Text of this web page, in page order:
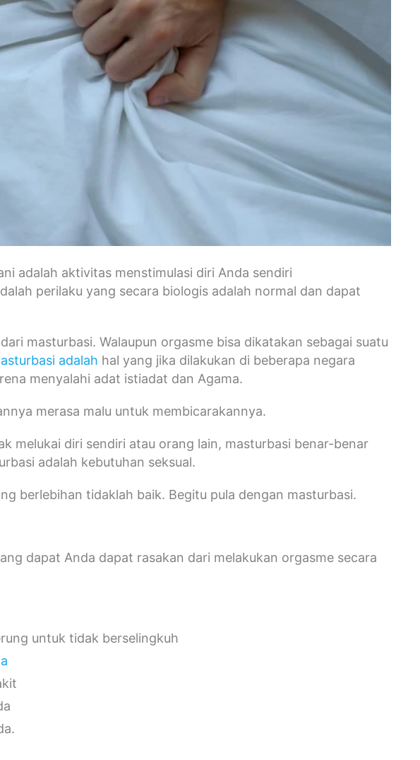
adalah aktivitas menstimulasi diri Anda sendiri
perilaku yang secara biologis adalah normal dan dapat
masturbasi. Walaupun orgasme bisa dikatakan sebagai suatu
adalah hal yang jika dilakukan di beberapa negara
menyalahi adat istiadat dan Agama.
merasa malu untuk membicarakannya.
melukai diri sendiri atau orang lain, masturbasi benar-benar
adalah kebutuhan seksual.
berlebihan tidaklah baik. Begitu pula dengan masturbasi.
dapat Anda dapat rasakan dari melakukan orgasme secara
untuk tidak berselingkuh